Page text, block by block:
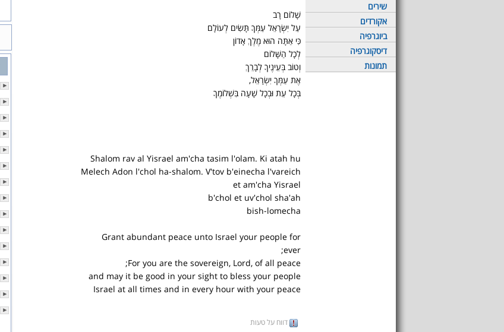
שירים
אקורדים
ביוגרפיה
דיסקוגרפיה
תמונות
שָׁלוֹם רָב
עַל יִשְׂרָאֵל עַמְּךָ תָּשִׂים לְעוֹלָם
כִּי אַתָּה הוּא מֶלֶךְ אָדוֹן
לְכָל הַשָּׁלוֹם
וְטוֹב בְּעֵינֶיךָ לְבָרֵךְ
אֶת עַמְּךָ יִשְׂרָאֵל,
בְּכָל עֵת וּבְכָל שָׁעָה בִּשְׁלוֹמֶךָ
Shalom rav al Yisrael am'cha tasim l'olam. Ki atah hu
Melech Adon l'chol ha-shalom. V'tov b'einecha l'vareich
et am'cha Yisrael
b'chol et uv'chol sha'ah
bish-lomecha
Grant abundant peace unto Israel your people for
ever;
For you are the sovereign, Lord, of all peace;
and may it be good in your sight to bless your people
Israel at all times and in every hour with your peace
דווח על טעות